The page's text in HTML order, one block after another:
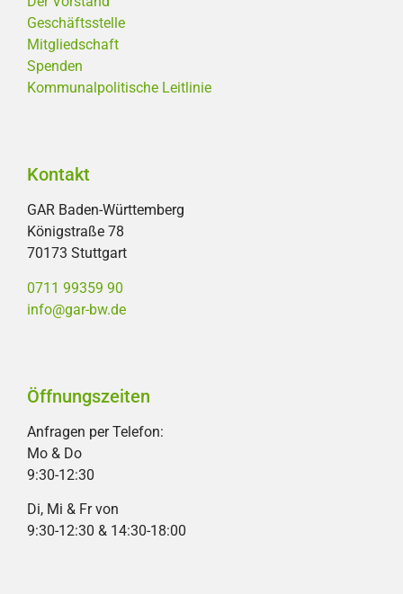
Geschäftsstelle
Mitgliedschaft
Spenden
Kommunalpolitische Leitlinie
Kontakt
GAR Baden-Württemberg
Königstraße 78
70173 Stuttgart
0711 99359 90
info@gar-bw.de
Öffnungszeiten
Anfragen per Telefon:
Mo & Do
9:30-12:30
Di, Mi & Fr von
9:30-12:30 & 14:30-18:00